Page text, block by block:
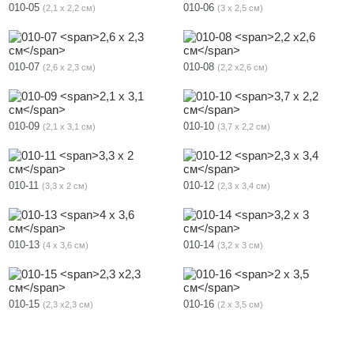
010-05 2,1 х 2,2 см 010-06 3 х 2,5 см
010-07 2,6 х 2,3 см 010-08 2,2 х2,6 см
010-09 2,1 х 3,1 см 010-10 3,7 х 2,2 см
010-11 3,3 х 2 см 010-12 2,3 х 3,4 см
010-13 4 х 3,6 см 010-14 3,2 х 3 см
010-15 2,3 х2,3 см 010-16 2 х 3,5 см